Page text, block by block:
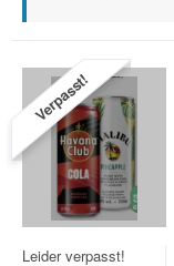
Verpasst!
Leider verpasst!